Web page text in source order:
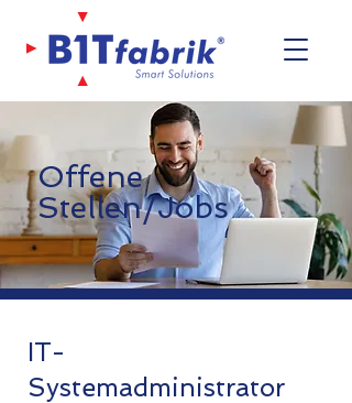
Offene
Stellen/Jobs
IT-
Systemadministrator